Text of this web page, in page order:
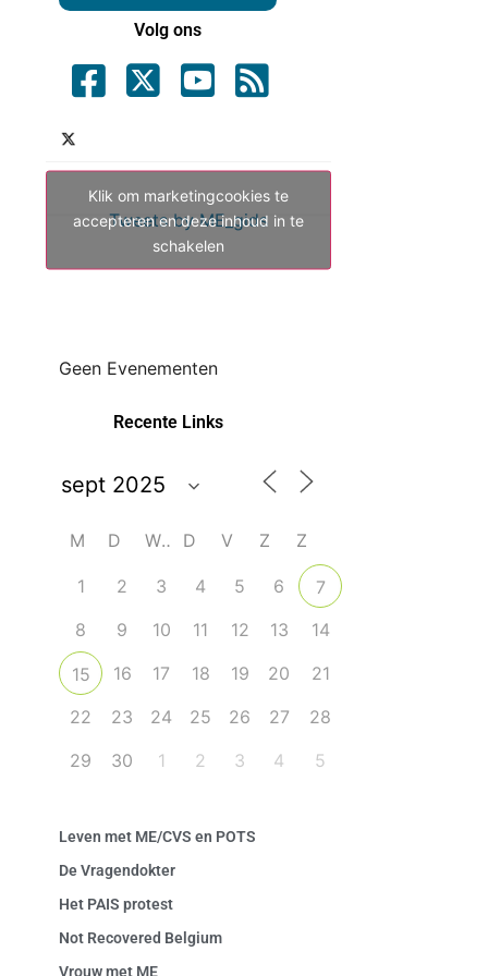
Volg ons
Tweets by ME_gids
Klik om marketingcookies te
accepteren en deze inhoud in te
schakelen
Geen Evenementen
Recente Links
M D W D V Z Z
1 2 3 4 5 6
7
8
9 10 11 12 13 14
15 16 17 18 19 20
21
22
23 24 25 26 27
28
29
30 1 2 3 4 5
Leven met ME/CVS en POTS
De Vragendokter
Het PAIS protest
Not Recovered Belgium
Vrouw met ME